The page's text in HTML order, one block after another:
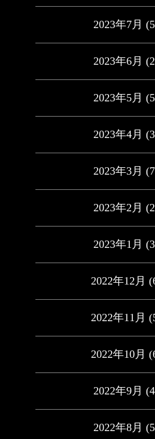
2023年7月
2023年6月
2023年5月
2023年4月
2023年3月
2023年2月
2023年1月
2022年12月
2022年11月
2022年10月
2022年9月
2022年8月